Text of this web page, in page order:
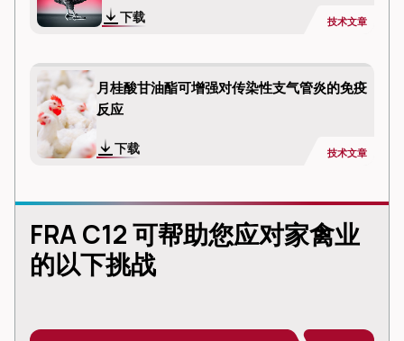
下载 技术文章
月桂酸甘油酯可增强对传染性支气管炎的免疫
反应
下载 技术文章
FRA C12 可帮助您应对家禽业
的以下挑战